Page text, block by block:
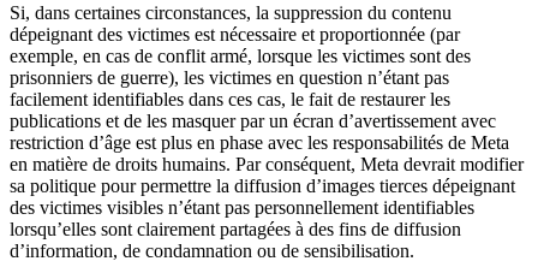
Si, dans certaines circonstances, la suppression du contenu
dépeignant des victimes est nécessaire et proportionnée (par
exemple, en cas de conflit armé, lorsque les victimes sont des
prisonniers de guerre), les victimes en question n’étant pas
facilement identifiables dans ces cas, le fait de restaurer les
publications et de les masquer par un écran d’avertissement avec
restriction d’âge est plus en phase avec les responsabilités de Meta
en matière de droits humains. Par conséquent, Meta devrait modifier
sa politique pour permettre la diffusion d’images tierces dépeignant
des victimes visibles n’étant pas personnellement identifiables
lorsqu’elles sont clairement partagées à des fins de diffusion
d’information, de condamnation ou de sensibilisation.